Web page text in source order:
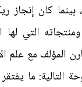
كان إنجاز
التي
المؤلف مع علم
التالية: ما